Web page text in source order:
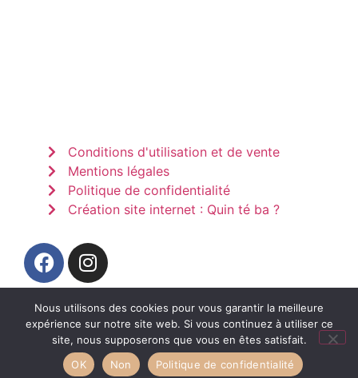
Conditions d'utilisation et de vente
Mentions légales
Politique de confidentialité
Création site internet : Quin té ba ?
Nous utilisons des cookies pour vous garantir la meilleure
expérience sur notre site web. Si vous continuez à utiliser ce
site, nous supposerons que vous en êtes satisfait.
OK
Non Politique de confidentialité